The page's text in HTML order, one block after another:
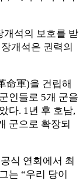
개석의 보호를 받
개석은 권력의
命軍)을 건립해
인들로 5개 군을
다. 1년 후 호남,
군으로 확장되
식 연회에서 최
는 “우리 당이